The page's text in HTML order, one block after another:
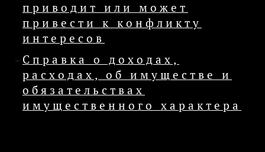
приводит или может
привести к конфликту
интересов
Справка о доходах,
расходах, об имуществе и
обязательствах
имущественного характера